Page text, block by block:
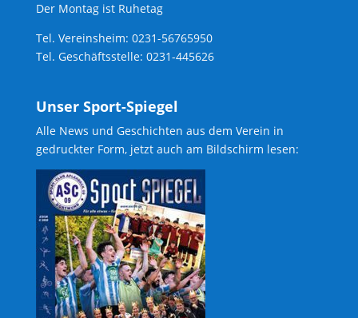
Der Montag ist Ruhetag
Tel. Vereinsheim: 0231-56765950
Tel. Geschäftsstelle: 0231-445626
Unser Sport-Spiegel
Alle News und Geschichten aus dem Verein in
gedruckter Form, jetzt auch am Bildschirm lesen: